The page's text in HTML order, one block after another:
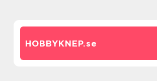
HOBBYKNEP.se